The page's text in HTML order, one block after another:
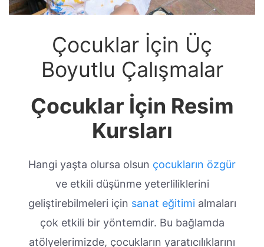
Çocuklar İçin Üç
Boyutlu Çalışmalar
Çocuklar İçin Resim
Kursları
Hangi yaşta olursa olsun çocukların özgür
ve etkili düşünme yeterliliklerini
geliştirebilmeleri için sanat eğitimialmaları
çok etkili bir yöntemdir. Bu bağlamda
atölyelerimizde, çocukların yaratıcılıklarını